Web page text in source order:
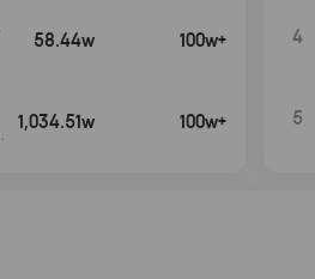
58.44w 100w+
1,034.51w 100w+
4
5